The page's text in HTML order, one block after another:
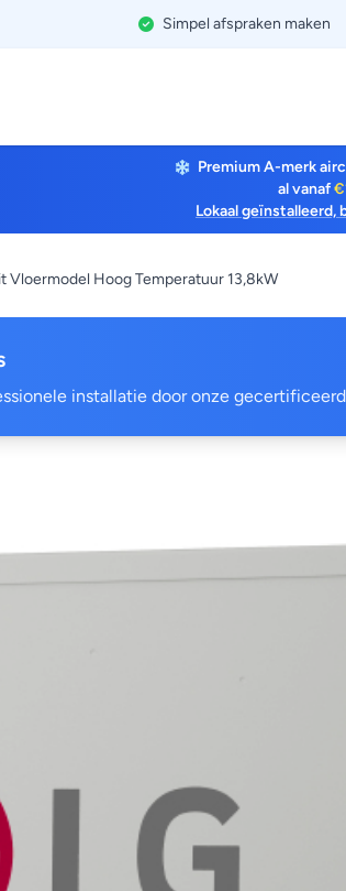
Simpel afspraken maken
Premium A-merk
al vanaf
Lokaal geïnstalleerd,
Hoog Temperatuur 13,8kW
installatie door onze